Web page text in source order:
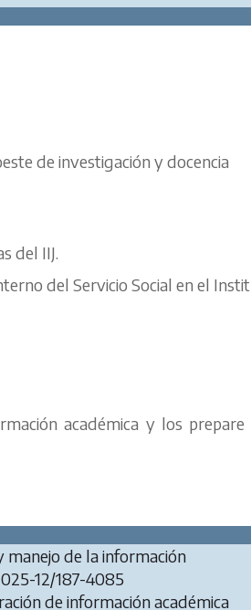
de investigación y docencia
del IIJ.
del Servicio Social en el
académica y los prepare
manejo de la información
12/187-4085
de información académica